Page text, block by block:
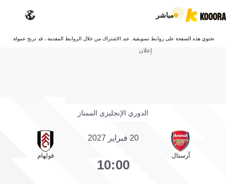
مباشر
تحتوي هذه الصفحة على روابط تسويقية. عند الاشتراك من خلال الروابط المقدمة ، قد نربح عمولة.
إعلان
الدوري الإنجليزي الممتاز
آرسنال
20 فبراير 2027
10:00
فولهام